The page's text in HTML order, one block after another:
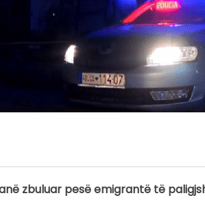
zbuluar pesë emigrantë të